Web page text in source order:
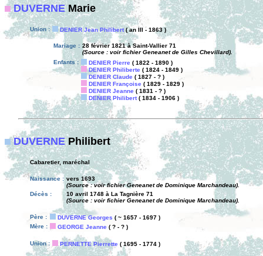
DUVERNEMarie
Union : DENIER Jean Philibert ( an III - 1863 )
Mariage : 28 février 1821 à Saint-Vallier 71
(Source : voir fichier Geneanet de Gilles Chevillard).
Enfants :
DENIER Pierre ( 1822 - 1890 )
DENIER Philiberte ( 1824 - 1849 )
DENIER Claude ( 1827 - ? )
DENIER Françoise ( 1829 - 1829 )
DENIER Jeanne ( 1831 - ? )
DENIER Philibert( 1834 - 1906 )
DUVERNEPhilibert
Cabaretier, maréchal
Naissance : vers 1693
(Source : voir fichier Geneanet de Dominique Marchandeau).
Décès :
10 avril 1748 à La Tagnière 71
(Source : voir fichier Geneanet de Dominique Marchandeau).
Père : DUVERNE Georges ( ~ 1657 - 1697 )
Mère :
GEORGE Jeanne ( ? - ? )
Union : PERNETTE Pierrette ( 1695 - 1774 )